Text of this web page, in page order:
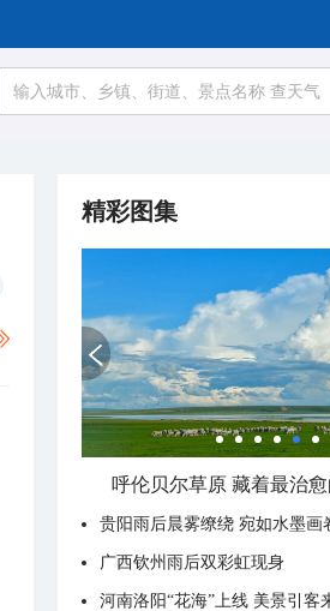
精彩图集
呼伦贝尔草原 藏着最治
贵阳雨后晨雾缭绕 宛如水墨画
广西钦州雨后双彩虹现身
河南洛阳“花海”上线 美景引客